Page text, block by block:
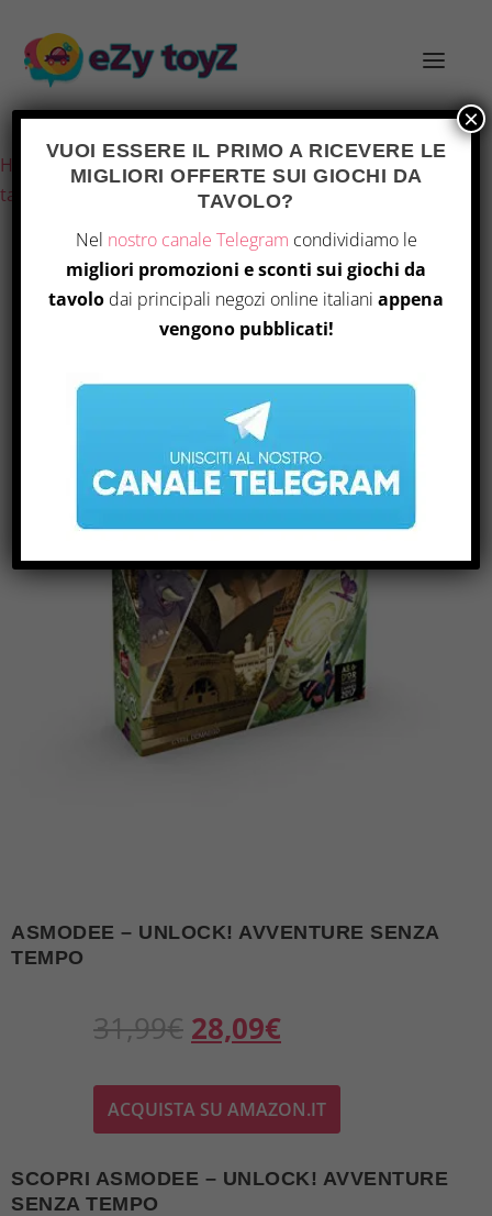
Home /Giochi e giocattoli/Giochi di società/Giochi da
tavolo
/ Asmodee – Unlock! Avventure Senza Tempo
OFFERTA
ASMODEE – UNLOCK! AVVENTURE SENZA
TEMPO
31,99€ I
l
p
r
28,09€I
l
p
r
ACQUISTA SU AMAZON.IT
SCOPRI ASMODEE – UNLOCK! AVVENTURE
SENZA TEMPO
VUOI ESSERE IL PRIMO A RICEVERE LE
MIGLIORI OFFERTE SUI GIOCHI DA
TAVOLO?
Nel nostro canale Telegram condividiamo le
migliori promozioni e sconti sui giochi da
tavolo dai principali negozi online italiani appena
vengono pubblicati!
×